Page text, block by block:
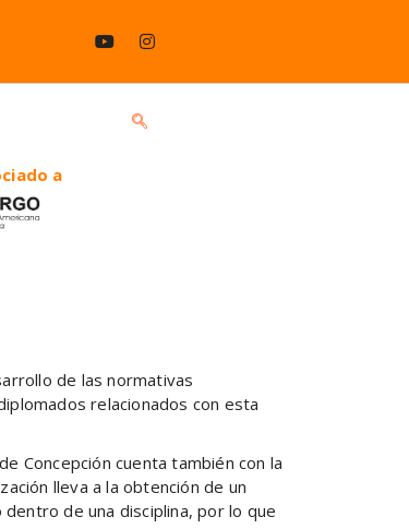
a
de las normativas
relacionados con esta
Concepción cuenta también con la
lleva a la obtención de un
de una disciplina, por lo que